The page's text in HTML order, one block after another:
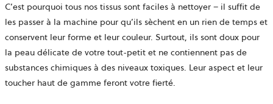
C’est pourquoi tous nos tissus sont faciles à nettoyer – il suffit de
les passer à la machine pour qu’ils sèchent en un rien de temps et
conservent leur forme et leur couleur. Surtout, ils sont doux pour
la peau délicate de votre tout-petit et ne contiennent pas de
substances chimiques à des niveaux toxiques. Leur aspect et leur
toucher haut de gamme feront votre fierté.